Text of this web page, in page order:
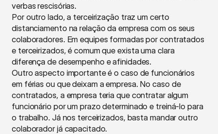
verbas rescisórias.
Por outro lado, a terceirização traz um certo
distanciamento na relação da empresa com os seus
colaboradores. Em equipes formadas por contratados
e terceirizados, é comum que exista uma clara
diferença de desempenho e afinidades.
Outro aspecto importante é o caso de funcionários
em férias ou que deixam a empresa. No caso de
contratados, a empresa teria que contratar algum
funcionário por um prazo determinado e treiná-lo para
o trabalho. Já nos terceirizados, basta mandar outro
colaborador já capacitado.